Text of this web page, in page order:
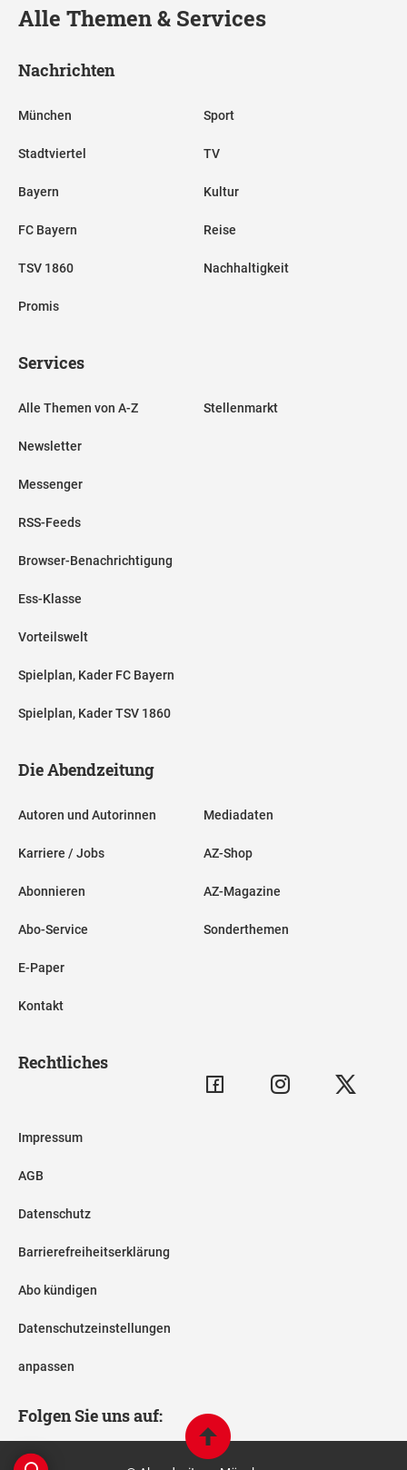
Alle Themen & Services
Nachrichten
München
Stadtviertel
Bayern
FC Bayern
TSV 1860
Promis
Sport
TV
Kultur
Reise
Nachhaltigkeit
Services
Alle Themen von A-Z
Newsletter
Messenger
RSS-Feeds
Browser-Benachrichtigung
Ess-Klasse
Vorteilswelt
Spielplan, Kader FC Bayern
Spielplan, Kader TSV 1860
Stellenmarkt
Die Abendzeitung
Autoren und Autorinnen
Karriere / Jobs
Abonnieren
Abo-Service
E-Paper
Kontakt
Mediadaten
AZ-Shop
AZ-Magazine
Sonderthemen
Rechtliches
Impressum
AGB
Datenschutz
Barrierefreiheitserklärung
Abo kündigen
Datenschutzeinstellungen
anpassen
Folgen Sie uns auf: